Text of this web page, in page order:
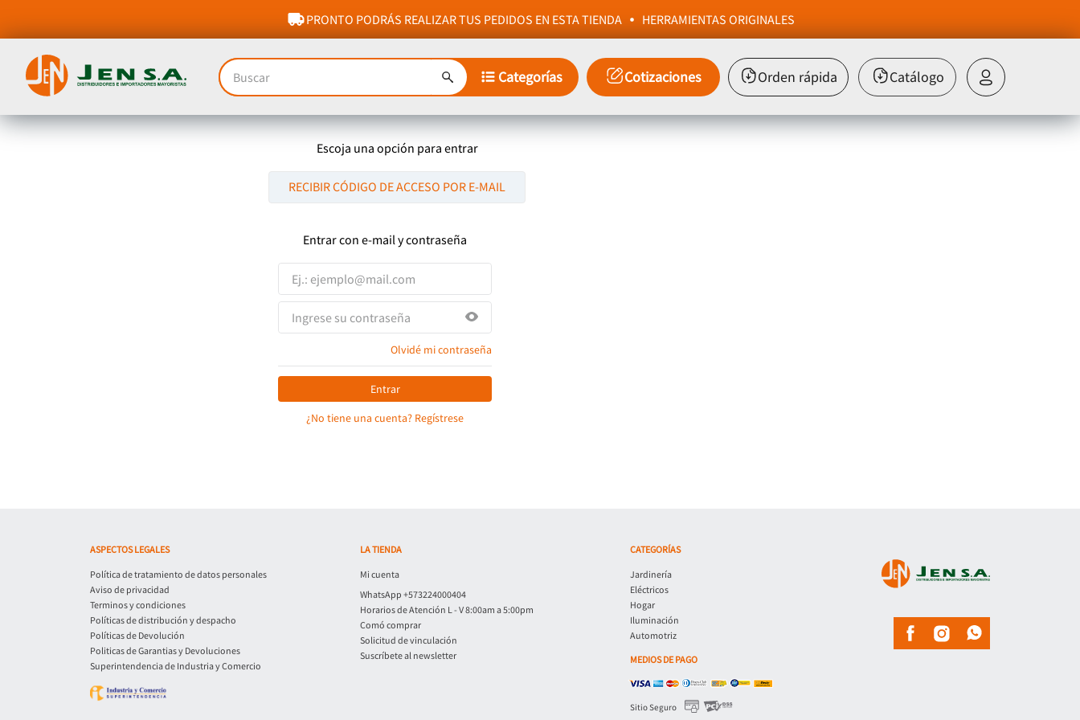
PRONTO PODRÁS REALIZAR TUS PEDIDOS EN ESTA TIENDA HERRAMIENTAS ORIGINALES
Buscar
Categorías Cotizaciones Orden rápida Catálogo
Escoja una opción para entrar
RECIBIR CÓDIGO DE ACCESO POR E-MAIL
Entrar con e-mail y contraseña
Olvidé mi contraseña
Entrar
¿No tiene una cuenta? Regístrese
ASPECTOS LEGALES
Política de tratamiento de datos personales
Aviso de privacidad
Terminos y condiciones
Políticas de distribución y despacho
Políticas de Devolución
Politicas de Garantias y Devoluciones
Superintendencia de Industria y Comercio
LA TIENDA
Mi cuenta
WhatsApp +573224000404
Horarios de Atención L - V 8:00am a 5:00pm
Comó comprar
Solicitud de vinculación
Suscríbete al newsletter
CATEGORÍAS
Jardinería
Eléctricos
Hogar
Iluminación
Automotriz
MEDIOS DE PAGO
Sitio Seguro